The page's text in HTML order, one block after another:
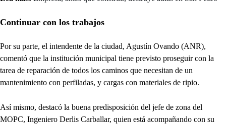
Continuar con los trabajos
Por su parte, el intendente de la ciudad, Agustín Ovando (ANR),
comentó que la institución municipal tiene previsto proseguir con la
tarea de reparación de todos los caminos que necesitan de un
mantenimiento con perfiladas, y cargas con materiales de ripio.
Así mismo, destacó la buena predisposición del jefe de zona del
MOPC, Ingeniero Derlis Carballar, quien está acompañando con su